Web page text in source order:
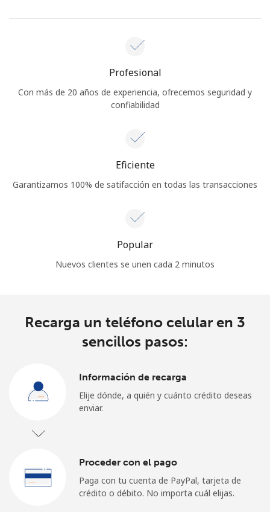
Profesional
Con más de 20 años de experiencia, ofrecemos seguridad y
confiabilidad
Eficiente
Garantizamos 100% de satifacción en todas las transacciones
Popular
Nuevos clientes se unen cada 2 minutos
Recarga un teléfono celular en 3
sencillos pasos:
Información de recarga
Elije dónde, a quién y cuánto crédito deseas
enviar.
Proceder con el pago
Paga con tu cuenta de PayPal, tarjeta de
crédito o débito. No importa cuál elijas.